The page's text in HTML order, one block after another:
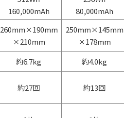
160,000mAh
80,000mAh
260mm×190mm
×210mm
250mm×145mm
×178mm
約6.7kg 約4.0kg
約27回 約13回